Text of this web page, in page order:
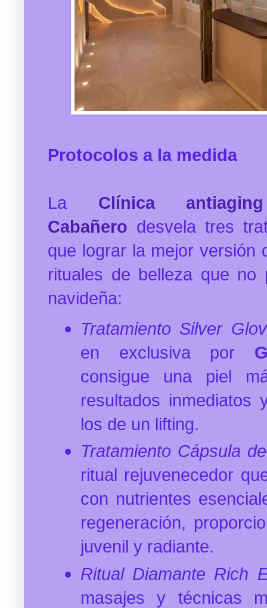
Protocolos a la medida
La Clínica
Cabañero desvela tres
que lograr la mejor versión
rituales de belleza que no
navideña:
Tratamiento Silver
en exclusiva por
consigue una piel
resultados inmediatos
los de un lifting.
Tratamiento Cápsula
ritual rejuvenecedor
con nutrientes
regeneración,
juvenil y radiante.
Ritual Diamante Rich
masajes y técnicas